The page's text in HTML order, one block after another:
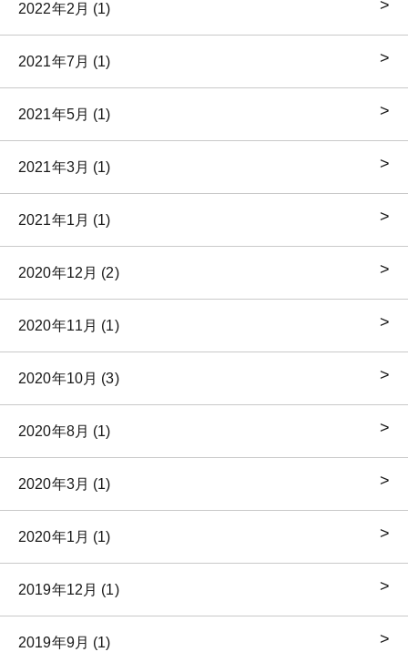
2022年2月 (1)
2021年7月 (1)
2021年5月 (1)
2021年3月 (1)
2021年1月 (1)
2020年12月 (2)
2020年11月 (1)
2020年10月 (3)
2020年8月 (1)
2020年3月 (1)
2020年1月 (1)
2019年12月 (1)
2019年9月 (1)